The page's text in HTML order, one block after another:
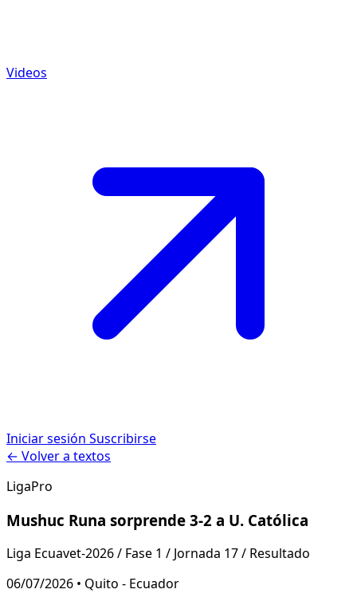
Videos
Iniciar sesión Suscribirse
← Volver a textos
LigaPro
Mushuc Runa sorprende 3-2 a U. Católica
Liga Ecuavet-2026 / Fase 1 / Jornada 17 / Resultado
06/07/2026 • Quito - Ecuador